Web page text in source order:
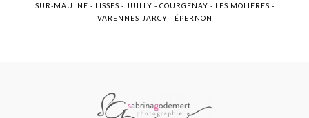
SUR-MAULNE - LISSES - JUILLY - COURGENAY - LES MOLIÈRES -
VARENNES-JARCY - ÉPERNON